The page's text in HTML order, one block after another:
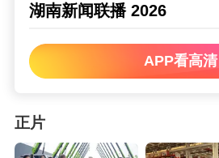
湖南新闻联播 2026
APP看高清
正片